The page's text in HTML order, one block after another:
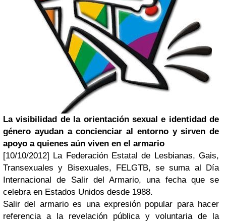
La visibilidad de la orientación sexual e identidad de
género ayudan a concienciar al entorno y sirven de
apoyo a quienes aún viven en el armario
[10/10/2012] La Federación Estatal de Lesbianas, Gais,
Transexuales y Bisexuales, FELGTB, se suma al Día
Internacional de Salir del Armario, una fecha que se
celebra en Estados Unidos desde 1988.
Salir del armario es una expresión popular para hacer
referencia a la revelación pública y voluntaria de la